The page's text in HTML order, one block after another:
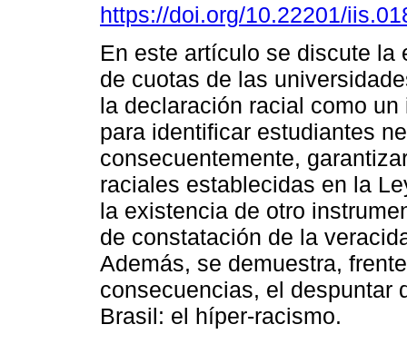
https://doi.org/10.22201/
En este artículo se discute la
de cuotas de las
la declaración racial como
para identificar estudiantes
consecuentemente,
raciales establecidas en la
la existencia de otro
de constatación de la
Además, se demuestra,
consecuencias, el despuntar
Brasil: el híper-racismo.